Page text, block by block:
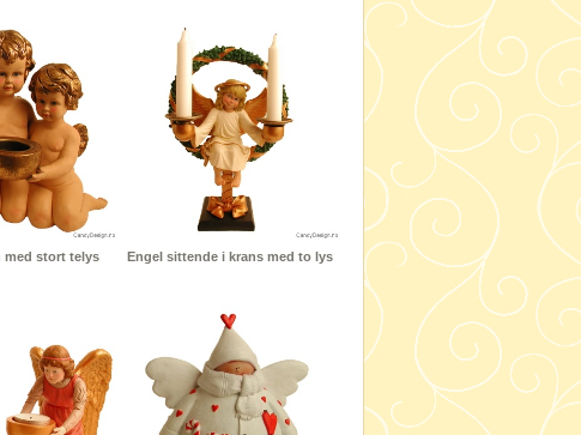
med stort telys Engel sittende i krans med to lys